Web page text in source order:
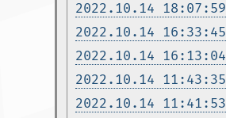
2022.10.14 18:07:59
2022.10.14 16:33:45
2022.10.14 16:13:04
2022.10.14 11:43:35
2022.10.14 11:41:53